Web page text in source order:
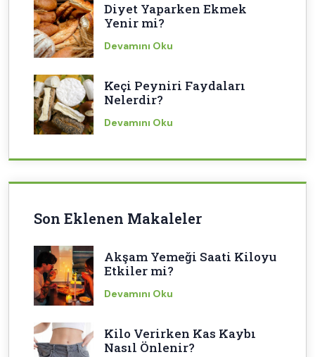
Diyet Yaparken Ekmek
Yenir mi?
Devamını Oku
Keçi Peyniri Faydaları
Nelerdir?
Devamını Oku
Son Eklenen Makaleler
Akşam Yemeği Saati Kiloyu
Etkiler mi?
Devamını Oku
Kilo Verirken Kas Kaybı
Nasıl Önlenir?